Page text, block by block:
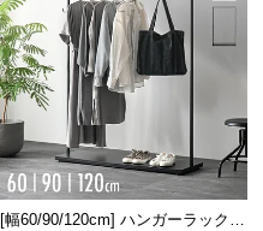
[幅60/90/120cm] ハンガーラック